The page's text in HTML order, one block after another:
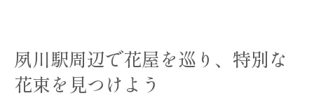
夙川駅周辺で花屋を巡り、特別な
花束を見つけよう